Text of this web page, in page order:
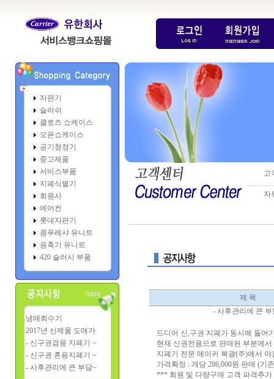
자판기
슬러쉬
클로즈 쇼케이스
오픈쇼케이스
공기청정기
중고제품
서비스부품
지폐식별기
회원사
에어컨
롯데자판기
콤푸레샤 유니트
응축기 유니트
420 슬러시 부품
냉매회수기
2017년 신제품 도매가
- 신구권겸용 지폐기 ~
- 신구권 혼용지폐기 ~
- 사후관리에 큰 부담~
고
자
제 목
- 사후관리에 큰 부
드디어 신,구권 지폐가 동시에 들어
현재 신권전용으로 판매된 부분에
지폐기 전문 메이커 복광(주)에서
가격확정 : 개당 286,000원 판매 (기
*** 회원 및 다량구매 고객 파격추